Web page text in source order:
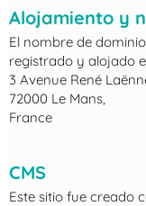
Alojamiento y
El nombre de
registrado y alojado
3 Avenue René
72000 Le Mans,
France
CMS
Este sitio fue creado